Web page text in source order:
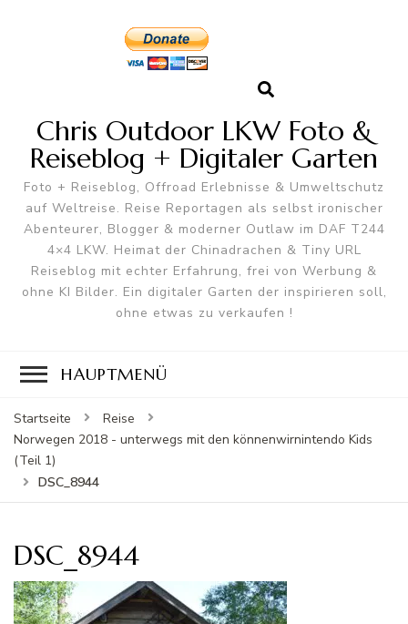
Chris Outdoor LKW Foto &
Reiseblog + Digitaler Garten
Foto + Reiseblog, Offroad Erlebnisse & Umweltschutz
auf Weltreise. Reise Reportagen als selbst ironischer
Abenteurer, Blogger & moderner Outlaw im DAF T244
4×4 LKW. Heimat der Chinadrachen & Tiny URL
Reiseblog mit echter Erfahrung, frei von Werbung &
ohne KI Bilder. Ein digitaler Garten der inspirieren soll,
ohne etwas zu verkaufen !
HAUPTMENÜ
Startseite
Reise
Norwegen 2018 - unterwegs mit den könnenwirnintendo Kids
(Teil 1)
DSC_8944
DSC_8944